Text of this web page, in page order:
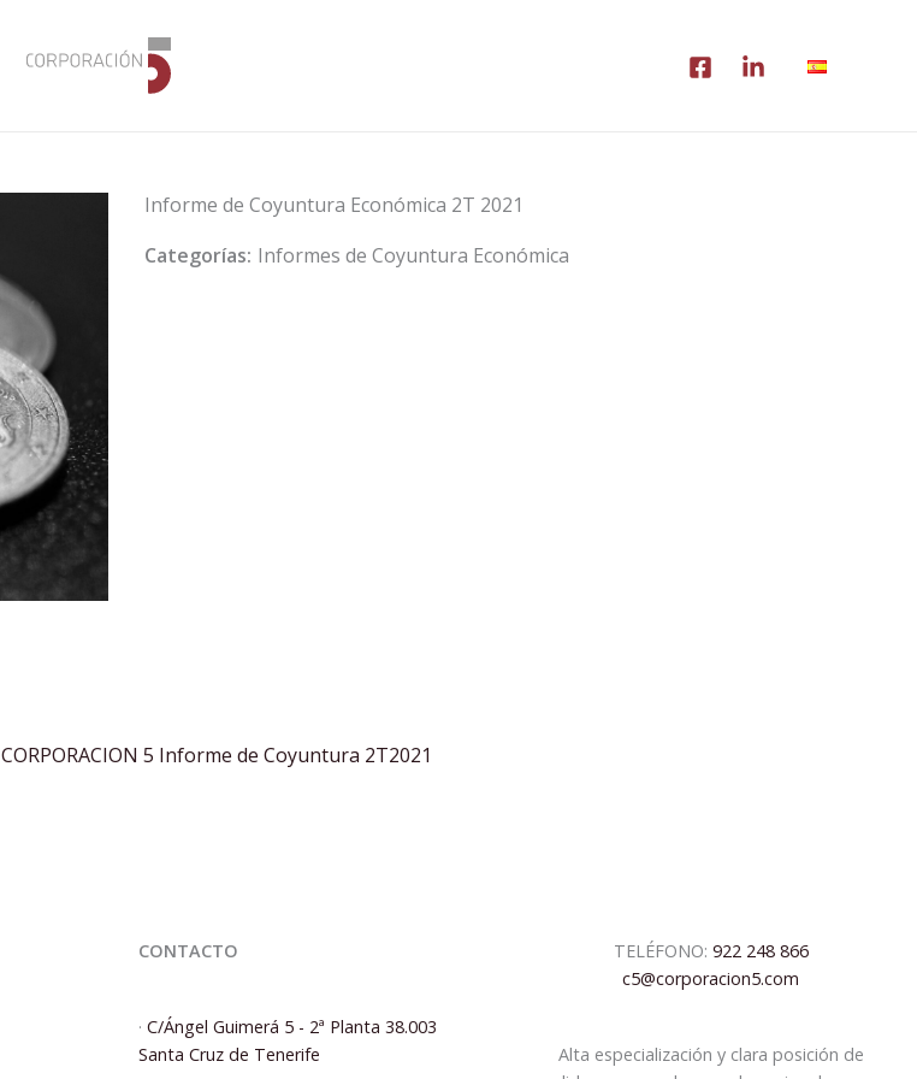
Informe de Coyuntura Económica 2T 2021
Categorías: Informes de Coyuntura Económica
CORPORACION 5 Informe de Coyuntura 2T2021
CONTACTO
· C/Ángel Guimerá 5 - 2ª Planta 38.003
Santa Cruz de Tenerife
TELÉFONO: 922 248 866
c5@corporacion5.com
Alta especialización y clara posición de